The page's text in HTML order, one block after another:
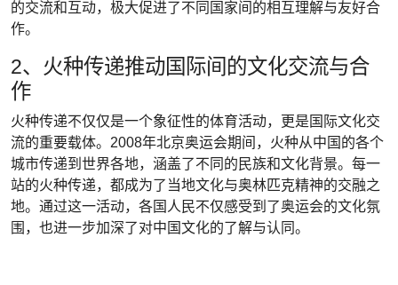
的交流和互动，极大促进了不同国家间的相互理解与友好合
作。
2、火种传递推动国际间的文化交流与合
作
火种传递不仅仅是一个象征性的体育活动，更是国际文化交
流的重要载体。2008年北京奥运会期间，火种从中国的各个
城市传递到世界各地，涵盖了不同的民族和文化背景。每一
站的火种传递，都成为了当地文化与奥林匹克精神的交融之
地。通过这一活动，各国人民不仅感受到了奥运会的文化氛
围，也进一步加深了对中国文化的了解与认同。